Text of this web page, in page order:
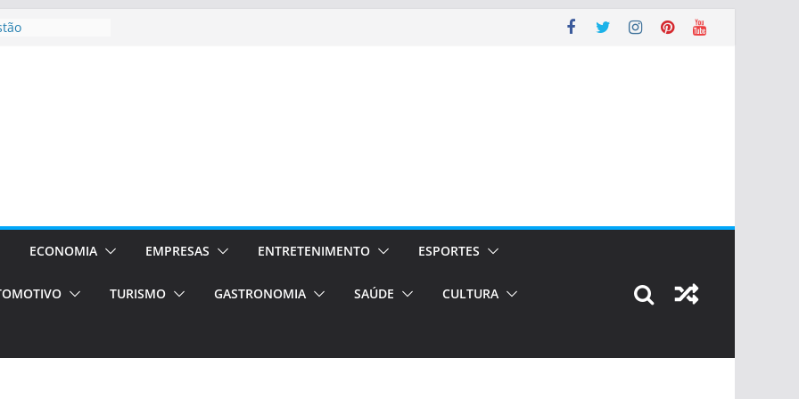
em Porto
de transfer,
de alto padrão
–
o segundo
únicas e
volta!ECONOMIA EMPRESAS ENTRETENIMENTO ESPORTES
TURISMO GASTRONOMIA SAÚDE CULTURA